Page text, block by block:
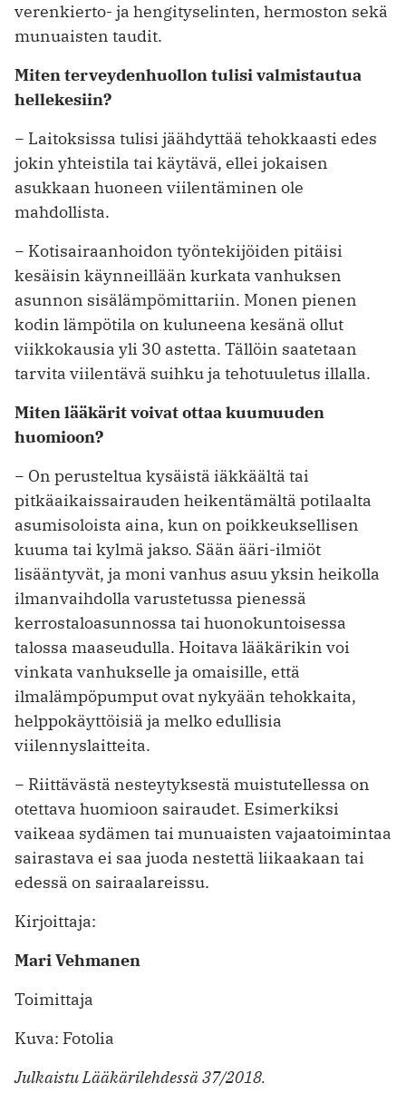
verenkierto- ja hengityselinten, hermoston sekä
munuaisten taudit.
Miten terveydenhuollon tulisi ­valmistautua
hellekesiin?
− Laitoksissa tulisi jäähdyttää tehokkaasti edes
jokin yhteistila tai käytävä, ellei jokaisen
asukkaan huoneen viilentäminen ole
mahdollista.
− Kotisairaanhoidon työntekijöiden pitäisi
kesäisin käynneillään kurkata vanhuksen
asunnon sisälämpömittariin. Monen pienen
kodin lämpötila on kuluneena kesänä ollut
viikkokausia yli 30 astetta. Tällöin saatetaan
tarvita viilentävä suihku ja tehotuuletus illalla.
Miten lääkärit voivat ottaa kuumuuden
huomioon?
− On perusteltua kysäistä iäkkäältä tai
pitkäaikaissairauden heikentämältä potilaalta
asumisoloista aina, kun on poikkeuksellisen
kuuma tai kylmä jakso. Sään ääri-ilmiöt
lisääntyvät, ja moni vanhus asuu yksin heikolla
ilmanvaihdolla varustetussa pienessä
kerrostaloasunnossa tai huonokuntoisessa
talossa maaseudulla. Hoitava lääkärikin voi
vinkata vanhukselle ja omaisille, että
ilmalämpöpumput ovat nykyään tehokkaita,
helppokäyttöisiä ja melko edullisia
viilennyslaitteita.
− Riittävästä nesteytyksestä muistutellessa on
otettava huomioon sairaudet. Esimerkiksi
vaikeaa sydämen tai munuaisten vajaatoimintaa
sairastava ei saa juoda nestettä liikaakaan tai
edessä on sairaalareissu.
Kirjoittaja:
Mari Vehmanen
Toimittaja
Kuva: Fotolia
Julkaistu Lääkärilehdessä 37/2018.